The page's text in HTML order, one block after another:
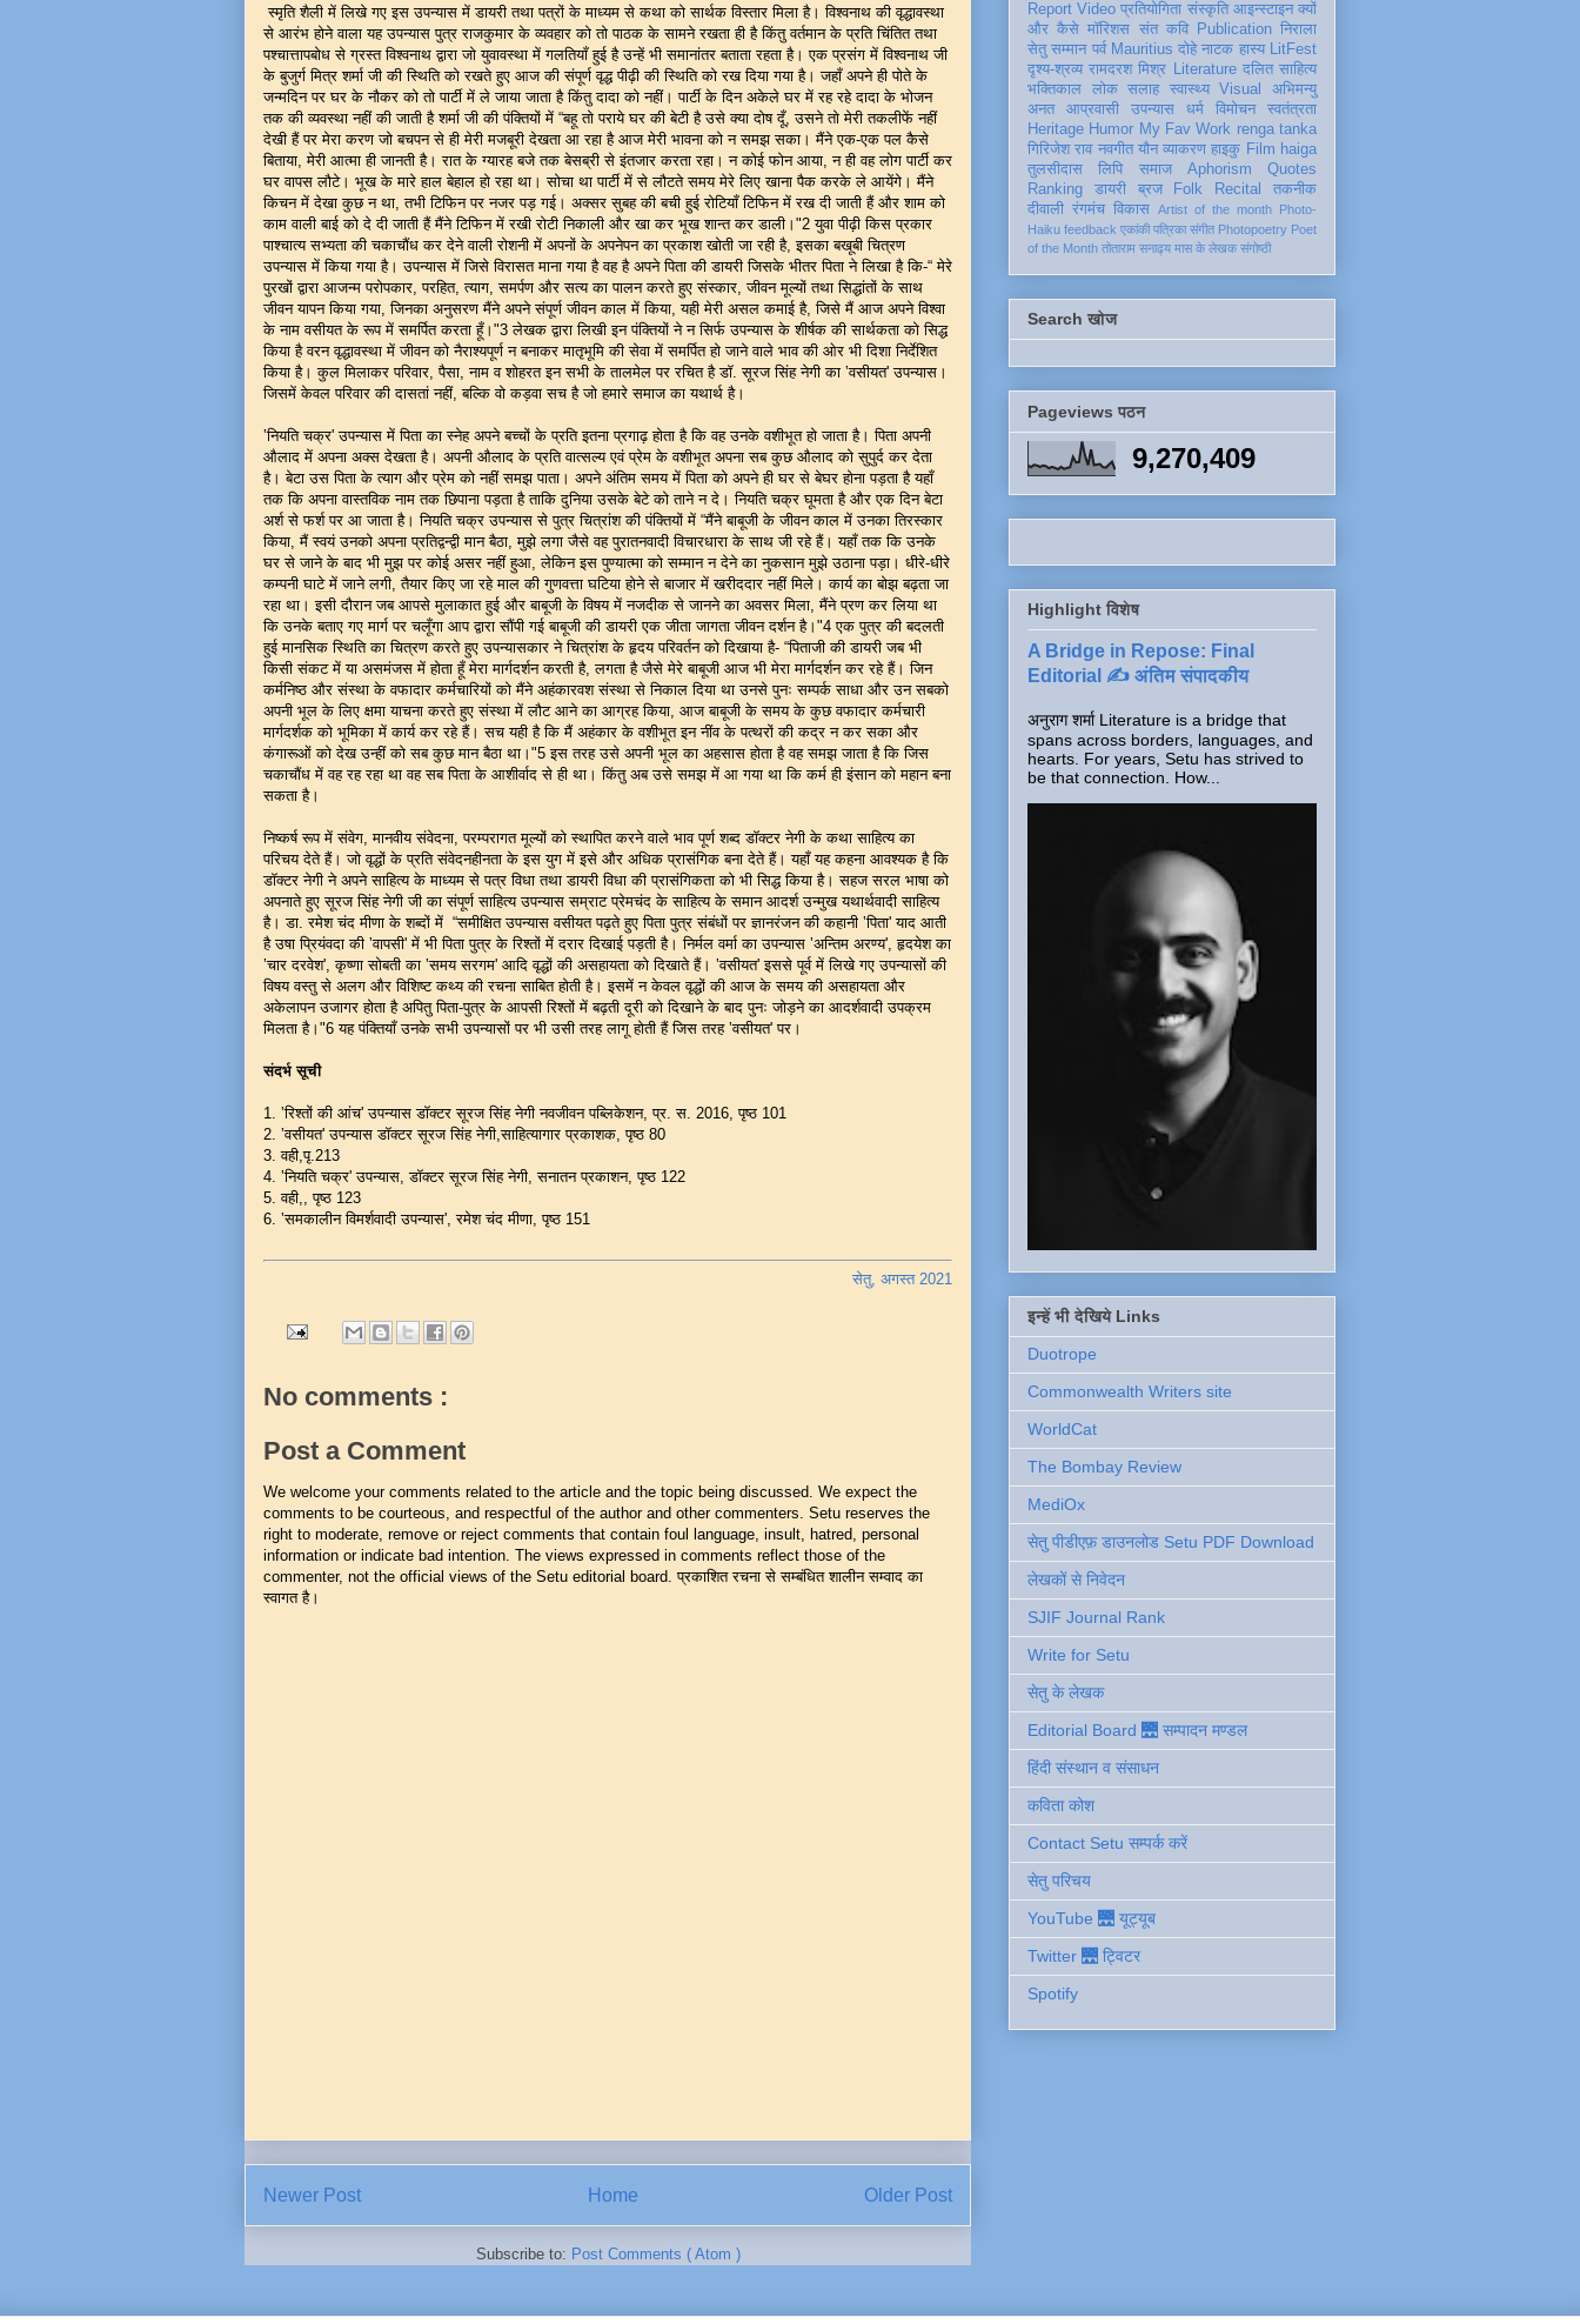
स्मृति शैली में लिखे गए इस उपन्यास में डायरी तथा पत्रों के माध्यम से कथा को सार्थक विस्तार मिला है। विश्वनाथ की वृद्धावस्था
से आरंभ होने वाला यह उपन्यास पुत्र राजकुमार के व्यवहार को तो पाठक के सामने रखता ही है किंतु वर्तमान के प्रति चिंतित तथा
पश्चात्तापबोध से ग्रस्त विश्वनाथ द्वारा जो युवावस्था में गलतियाँ हुई है उन्हें भी समानांतर बताता रहता है। एक प्रसंग में विश्वनाथ जी
के बुजुर्ग मित्र शर्मा जी की स्थिति को रखते हुए आज की संपूर्ण वृद्ध पीढ़ी की स्थिति को रख दिया गया है। जहाँ अपने ही पोते के
जन्मदिन पर घर के नौकर को तो पार्टी में ले जाया जाता है किंतु दादा को नहीं। पार्टी के दिन अकेले घर में रह रहे दादा के भोजन
तक की व्यवस्था नहीं की जाती है शर्मा जी की पंक्तियों में “बहू तो पराये घर की बेटी है उसे क्या दोष दूँ, उसने तो मेरी तकलीफें नहीं
देखी हैं पर मेरा करण जो बचपन से ही मेरी मजबूरी देखता आ रहा है आज मेरी भावना को न समझ सका। मैंने एक-एक पल कैसे
बिताया, मेरी आत्मा ही जानती है। रात के ग्यारह बजे तक बेसब्री से इंतजार करता रहा। न कोई फोन आया, न ही वह लोग पार्टी कर
घर वापस लौटे। भूख के मारे हाल बेहाल हो रहा था। सोचा था पार्टी में से लौटते समय मेरे लिए खाना पैक करके ले आयेंगे। मैंने
किचन में देखा कुछ न था, तभी टिफिन पर नजर पड़ गई। अक्सर सुबह की बची हुई रोटियाँ टिफिन में रख दी जाती हैं और शाम को
काम वाली बाई को दे दी जाती हैं मैंने टिफिन में रखी रोटी निकाली और खा कर भूख शान्त कर डाली।"2 युवा पीढ़ी किस प्रकार
पाश्चात्य सभ्यता की चकाचौंध कर देने वाली रोशनी में अपनों के अपनेपन का प्रकाश खोती जा रही है, इसका बखूबी चित्रण
उपन्यास में किया गया है। उपन्यास में जिसे विरासत माना गया है वह है अपने पिता की डायरी जिसके भीतर पिता ने लिखा है कि-“ मेरे
पुरखों द्वारा आजन्म परोपकार, परहित, त्याग, समर्पण और सत्य का पालन करते हुए संस्कार, जीवन मूल्यों तथा सिद्धांतों के साथ
जीवन यापन किया गया, जिनका अनुसरण मैंने अपने संपूर्ण जीवन काल में किया, यही मेरी असल कमाई है, जिसे मैं आज अपने विश्वा
के नाम वसीयत के रूप में समर्पित करता हूँ।"3 लेखक द्वारा लिखी इन पंक्तियों ने न सिर्फ उपन्यास के शीर्षक की सार्थकता को सिद्ध
किया है वरन वृद्धावस्था में जीवन को नैराश्यपूर्ण न बनाकर मातृभूमि की सेवा में समर्पित हो जाने वाले भाव की ओर भी दिशा निर्देशित
किया है। कुल मिलाकर परिवार, पैसा, नाम व शोहरत इन सभी के तालमेल पर रचित है डॉ. सूरज सिंह नेगी का ‛वसीयत' उपन्यास।
जिसमें केवल परिवार की दासतां नहीं, बल्कि वो कड़वा सच है जो हमारे समाज का यथार्थ है।
‛नियति चक्र' उपन्यास में पिता का स्नेह अपने बच्चों के प्रति इतना प्रगाढ़ होता है कि वह उनके वशीभूत हो जाता है। पिता अपनी
औलाद में अपना अक्स देखता है। अपनी औलाद के प्रति वात्सल्य एवं प्रेम के वशीभूत अपना सब कुछ औलाद को सुपुर्द कर देता
है। बेटा उस पिता के त्याग और प्रेम को नहीं समझ पाता। अपने अंतिम समय में पिता को अपने ही घर से बेघर होना पड़ता है यहाँ
तक कि अपना वास्तविक नाम तक छिपाना पड़ता है ताकि दुनिया उसके बेटे को ताने न दे। नियति चक्र घूमता है और एक दिन बेटा
अर्श से फर्श पर आ जाता है। नियति चक्र उपन्यास से पुत्र चित्रांश की पंक्तियों में “मैंने बाबूजी के जीवन काल में उनका तिरस्कार
किया, मैं स्वयं उनको अपना प्रतिद्वन्द्वी मान बैठा, मुझे लगा जैसे वह पुरातनवादी विचारधारा के साथ जी रहे हैं। यहाँ तक कि उनके
घर से जाने के बाद भी मुझ पर कोई असर नहीं हुआ, लेकिन इस पुण्यात्मा को सम्मान न देने का नुकसान मुझे उठाना पड़ा। धीरे-धीरे
कम्पनी घाटे में जाने लगी, तैयार किए जा रहे माल की गुणवत्ता घटिया होने से बाजार में खरीददार नहीं मिले। कार्य का बोझ बढ़ता जा
रहा था। इसी दौरान जब आपसे मुलाकात हुई और बाबूजी के विषय में नजदीक से जानने का अवसर मिला, मैंने प्रण कर लिया था
कि उनके बताए गए मार्ग पर चलूँगा आप द्वारा सौंपी गई बाबूजी की डायरी एक जीता जागता जीवन दर्शन है।"4 एक पुत्र की बदलती
हुई मानसिक स्थिति का चित्रण करते हुए उपन्यासकार ने चित्रांश के हृदय परिवर्तन को दिखाया है- “पिताजी की डायरी जब भी
किसी संकट में या असमंजस में होता हूँ मेरा मार्गदर्शन करती है, लगता है जैसे मेरे बाबूजी आज भी मेरा मार्गदर्शन कर रहे हैं। जिन
कर्मनिष्ठ और संस्था के वफादार कर्मचारियों को मैंने अहंकारवश संस्था से निकाल दिया था उनसे पुनः सम्पर्क साधा और उन सबको
अपनी भूल के लिए क्षमा याचना करते हुए संस्था में लौट आने का आग्रह किया, आज बाबूजी के समय के कुछ वफादार कर्मचारी
मार्गदर्शक को भूमिका में कार्य कर रहे हैं। सच यही है कि मैं अहंकार के वशीभूत इन नींव के पत्थरों की कद्र न कर सका और
कंगारूओं को देख उन्हीं को सब कुछ मान बैठा था।"5 इस तरह उसे अपनी भूल का अहसास होता है वह समझ जाता है कि जिस
चकाचौंध में वह रह रहा था वह सब पिता के आशीर्वाद से ही था। किंतु अब उसे समझ में आ गया था कि कर्म ही इंसान को महान बना
सकता है।
निष्कर्ष रूप में संवेग, मानवीय संवेदना, परम्परागत मूल्यों को स्थापित करने वाले भाव पूर्ण शब्द डॉक्टर नेगी के कथा साहित्य का
परिचय देते हैं। जो वृद्धों के प्रति संवेदनहीनता के इस युग में इसे और अधिक प्रासंगिक बना देते हैं। यहाँ यह कहना आवश्यक है कि
डॉक्टर नेगी ने अपने साहित्य के माध्यम से पत्र विधा तथा डायरी विधा की प्रासंगिकता को भी सिद्ध किया है। सहज सरल भाषा को
अपनाते हुए सूरज सिंह नेगी जी का संपूर्ण साहित्य उपन्यास सम्राट प्रेमचंद के साहित्य के समान आदर्श उन्मुख यथार्थवादी साहित्य
है। डा. रमेश चंद मीणा के शब्दों में “समीक्षित उपन्यास वसीयत पढ़ते हुए पिता पुत्र संबंधों पर ज्ञानरंजन की कहानी ‛पिता' याद आती
है उषा प्रियंवदा की ‛वापसी' में भी पिता पुत्र के रिश्तों में दरार दिखाई पड़ती है। निर्मल वर्मा का उपन्यास ‛अन्तिम अरण्य', हृदयेश का
‛चार दरवेश', कृष्णा सोबती का ‛समय सरगम' आदि वृद्धों की असहायता को दिखाते हैं। ‛वसीयत' इससे पूर्व में लिखे गए उपन्यासों की
विषय वस्तु से अलग और विशिष्ट कथ्य की रचना साबित होती है। इसमें न केवल वृद्धों की आज के समय की असहायता और
अकेलापन उजागर होता है अपितु पिता-पुत्र के आपसी रिश्तों में बढ़ती दूरी को दिखाने के बाद पुनः जोड़ने का आदर्शवादी उपक्रम
मिलता है।"6 यह पंक्तियाँ उनके सभी उपन्यासों पर भी उसी तरह लागू होती हैं जिस तरह ‛वसीयत' पर।
संदर्भ सूची
1. ‛रिश्तों की आंच' उपन्यास डॉक्टर सूरज सिंह नेगी नवजीवन पब्लिकेशन, प्र. स. 2016, पृष्ठ 101
2. ‛वसीयत' उपन्यास डॉक्टर सूरज सिंह नेगी,साहित्यागार प्रकाशक, पृष्ठ 80
3. वही,पृ.213
4. ‛नियति चक्र' उपन्यास, डॉक्टर सूरज सिंह नेगी, सनातन प्रकाशन, पृष्ठ 122
5. वही,, पृष्ठ 123
6. ‛समकालीन विमर्शवादी उपन्यास', रमेश चंद मीणा, पृष्ठ 151
सेतु, अगस्त 2021
No comments :
Post a Comment
We welcome your comments related to the article and the topic being discussed. We expect the
comments to be courteous, and respectful of the author and other commenters. Setu reserves the
right to moderate, remove or reject comments that contain foul language, insult, hatred, personal
information or indicate bad intention. The views expressed in comments reflect those of the
commenter, not the official views of the Setu editorial board. प्रकाशित रचना से सम्बंधित शालीन सम्वाद का
स्वागत है।
Newer Post Older Post
Home
Subscribe to: Post Comments ( Atom )
Report Video प्रतियोगिता संस्कृति आइन्स्टाइन क्यों
और कैसे मॉरिशस संत कवि Publication निराला
सेतु सम्मान पर्व Mauritius दोहे नाटक हास्य LitFest
दृश्य-श्रव्य रामदरश मिश्र Literature दलित साहित्य
भक्तिकाल
लोक सलाह स्वास्थ्य Visual
अभिमन्यु
अनत
आप्रवासी उपन्यास धर्म विमोचन
स्वतंत्रता
Heritage Humor My Fav Work renga tanka
गिरिजेश राव नवगीत यौन व्याकरण हाइकु Film haiga
तुलसीदास
लिपि समाज Aphorism
Quotes
Ranking
डायरी ब्रज Folk Recital
तकनीक
दीवाली रंगमंच विकास Artist of the month Photo-
Haiku feedback एकांकी पत्रिका संगीत Photopoetry Poet
of the Month तोताराम सनाढ्य मास के लेखक संगोष्ठी
Search खोज
Pageviews पठन
9,270,409
Highlight विशेष
A Bridge in Repose: Final
Editorial ✍️ अंतिम संपादकीय
अनुराग शर्मा Literature is a bridge that
spans across borders, languages, and
hearts. For years, Setu has strived to
be that connection. How...
इन्हें भी देखिये Links
Duotrope
Commonwealth Writers site
WorldCat
The Bombay Review
MediOx
सेतु पीडीएफ़ डाउनलोड Setu PDF Download
लेखकों से निवेदन
SJIF Journal Rank
Write for Setu
सेतु के लेखक
Editorial Board 🌉 सम्पादन मण्डल
हिंदी संस्थान व संसाधन
कविता कोश
Contact Setu सम्पर्क करें
सेतु परिचय
YouTube 🌉 यूट्यूब
Twitter 🌉 ट्विटर
Spotify